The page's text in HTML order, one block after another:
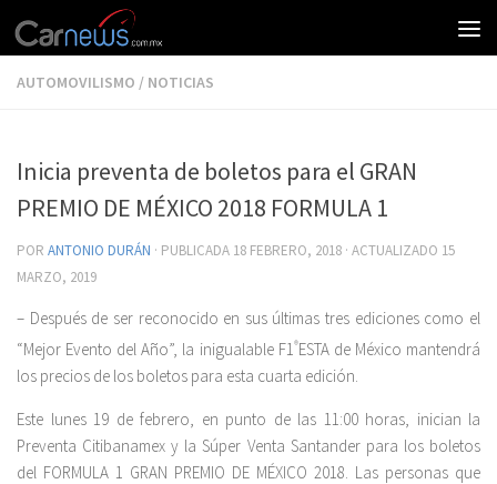
AUTOMOVILISMO / NOTICIAS
Inicia preventa de boletos para el GRAN
PREMIO DE MÉXICO 2018 FORMULA 1
POR ANTONIO DURÁN · PUBLICADA 18 FEBRERO, 2018 · ACTUALIZADO 15
MARZO, 2019
– Después de ser reconocido en sus últimas tres ediciones como el
“Mejor Evento del Año”, la inigualable F1®ESTA de México mantendrá
los precios de los boletos para esta cuarta edición.
Este lunes 19 de febrero, en punto de las 11:00 horas, inician la
Preventa Citibanamex y la Súper Venta Santander para los boletos
del FORMULA 1 GRAN PREMIO DE MÉXICO 2018. Las personas que